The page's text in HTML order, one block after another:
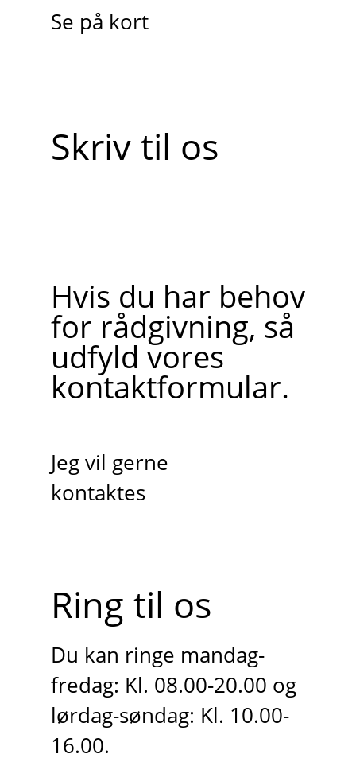
Se på kort
Skriv til os
Hvis du har behov
for rådgivning, så
udfyld vores
kontaktformular.
Jeg vil gerne
kontaktes
Ring til os
Du kan ringe mandag-
fredag: Kl. 08.00-20.00 og
lørdag-søndag: Kl. 10.00-
16.00.